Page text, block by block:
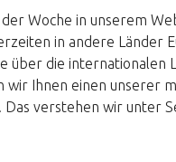
Woche in unserem
in andere
über die
Ihnen einen unserer
verstehen wir unter